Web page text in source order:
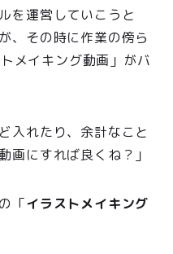
を運営していこうと
、 その時に作業の傍ら
トメイキング動画」がバ
入れたり、余計なこと
画にすれば良くね？」
「イラストメイキング